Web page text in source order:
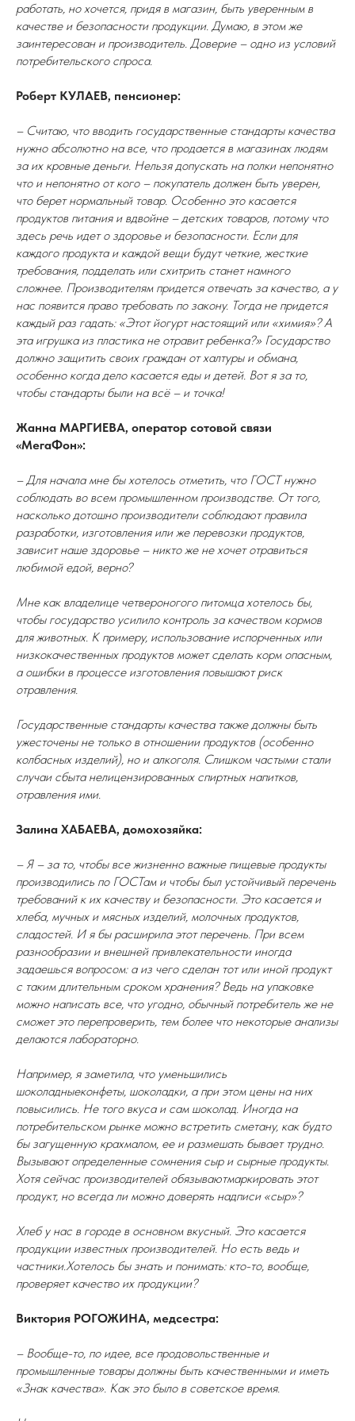
работать, но хочется, придя в магазин, быть уверенным в
качестве и безопасности продукции. Думаю, в этом же
заинтересован и производитель. Доверие – одно из условий
потребительского спроса.
Роберт КУЛАЕВ, пенсионер:
– Считаю, что вводить государственные стандарты качества
нужно абсолютно на все, что продается в магазинах людям
за их кровные деньги. Нельзя допускать на полки непонятно
что и непонятно от кого – покупатель должен быть уверен,
что берет нормальный товар. Особенно это касается
продуктов питания и вдвойне – детских товаров, потому что
здесь речь идет о здоровье и безопасности. Если для
каждого продукта и каждой вещи будут четкие, жесткие
требования, подделать или схитрить станет намного
сложнее. Производителям придется отвечать за качество, а у
нас появится право требовать по закону. Тогда не придется
каждый раз гадать: «Этот йогурт настоящий или «химия»? А
эта игрушка из пластика не отравит ребенка?» Государство
должно защитить своих граждан от халтуры и обмана,
особенно когда дело касается еды и детей. Вот я за то,
чтобы стандарты были на всё – и точка!
Жанна МАРГИЕВА, оператор сотовой связи
«МегаФон»:
– Для начала мне бы хотелось отметить, что ГОСТ нужно
соблюдать во всем промышленном производстве. От того,
насколько дотошно производители соблюдают правила
разработки, изготовления или же перевозки продуктов,
зависит наше здоровье – никто же не хочет отравиться
любимой едой, верно?
Мне как владелице четвероногого питомца хотелось бы,
чтобы государство усилило контроль за качеством кормов
для животных. К примеру, использование испорченных или
низкокачественных продуктов может сделать корм опасным,
а ошибки в процессе изготовления повышают риск
отравления.
Государственные стандарты качества также должны быть
ужесточены не только в отношении продуктов (особенно
колбасных изделий), но и алкоголя. Слишком частыми стали
случаи сбыта нелицензированных спиртных напитков,
отравления ими.
Залина ХАБАЕВА, домохозяйка:
– Я – за то, чтобы все жизненно важные пищевые продукты
производились по ГОСТам и чтобы был устойчивый перечень
требований к их качеству и безопасности. Это касается и
хлеба, мучных и мясных изделий, молочных продуктов,
сладостей. И я бы расширила этот перечень. При всем
разнообразии и внешней привлекательности иногда
задаешься вопросом: а из чего сделан тот или иной продукт
с таким длительным сроком хранения? Ведь на упаковке
можно написать все, что угодно, обычный потребитель же не
сможет это перепроверить, тем более что некоторые анализы
делаются лабораторно.
Например, я заметила, что уменьшились
шоколадныеконфеты, шоколадки, а при этом цены на них
повысились. Не того вкуса и сам шоколад. Иногда на
потребительском рынке можно встретить сметану, как будто
бы загущенную крахмалом, ее и размешать бывает трудно.
Вызывают определенные сомнения сыр и сырные продукты.
Хотя сейчас производителей обязываютмаркировать этот
продукт, но всегда ли можно доверять надписи «сыр»?
Хлеб у нас в городе в основном вкусный. Это касается
продукции известных производителей. Но есть ведь и
частники.Хотелось бы знать и понимать: кто-то, вообще,
проверяет качество их продукции?
Виктория РОГОЖИНА, медсестра:
– Вообще-то, по идее, все продовольственные и
промышленные товары должны быть качественными и иметь
«Знак качества». Как это было в советское время.